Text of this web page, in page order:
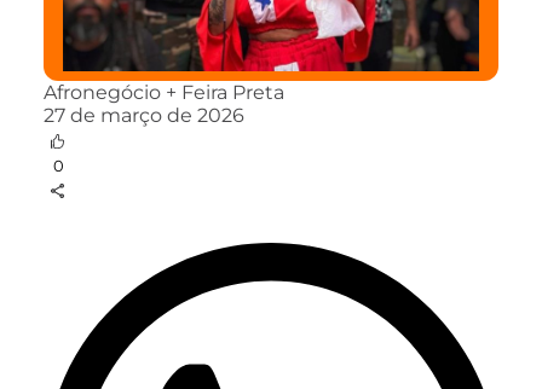
Afronegócio + Feira Preta
27 de março de 2026
0